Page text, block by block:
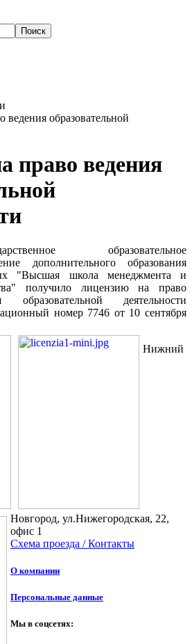
Поиск
ведения образовательной
право ведения
образовательное
дополнительного образования
"Высшая школа менеджмента и
получило лицензию на право
образовательной деятельности
номер 7746 от 10 сентября
Нижний
Новгород, ул.Нижегородская, 22,
офис 1
Схема проезда / Контакты
О компании
Персональные данные
Мы в соцсетях: